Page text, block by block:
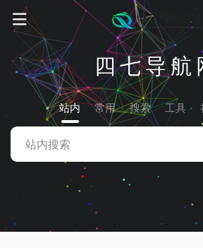
四七导航
站内 常用 搜索 工具